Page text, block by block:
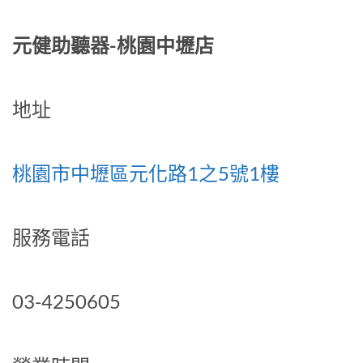
元健助聽器-桃園中壢店
地址
桃園市中壢區元化路1之5號1樓
服務電話
03-4250605